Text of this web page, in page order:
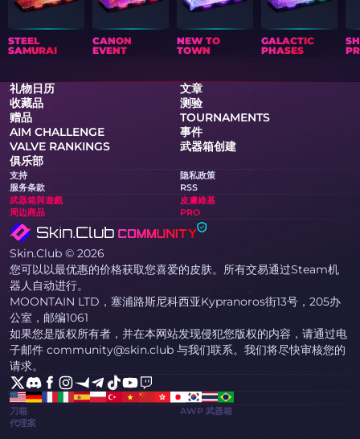
STEEL
SAMURAI
CANON
EVENT
NEW TO
TOWN
GALACTIC
PHASES
礼物日历
文章
收藏品
测验
赠品
TOURNAMENTS
AIM CHALLENGE
事件
VALVE RANKINGS
武器箱创建
俱乐部
支持
隐私政策
服务条款
RSS
武器箱與遊戲
皮膚維基
周边商品
PRO
Skin.Club © 2026
您可以以最优惠的价格获取您喜爱的皮肤。所有交易通过Steam机
器人自动进行。
MOONTAIN LTD，塞浦路斯尼科西亚Kypranoros街13号，205办
公室，邮编1061
如果您是版权所有者，并在本网站发现侵犯您版权的内容，请通过电
子邮件 community@skin.club 与我们联系。我们将尽快审核您的
请求。
刀箱
AWP 武器箱
代理案